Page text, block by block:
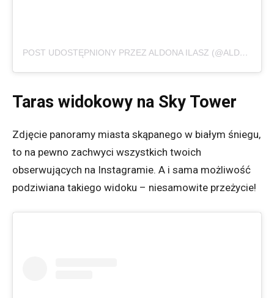
POST UDOSTĘPNIONY PRZEZ ALDONA ILASZ (@ALDONA.ILASZ)
Taras widokowy na Sky Tower
Zdjęcie panoramy miasta skąpanego w białym śniegu,
to na pewno zachwyci wszystkich twoich
obserwujących na Instagramie. A i sama możliwość
podziwiana takiego widoku – niesamowite przeżycie!